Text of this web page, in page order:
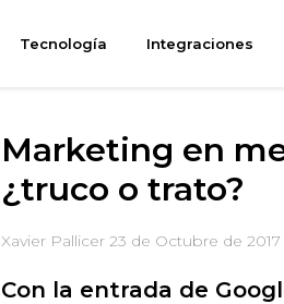
Tecnología Integraciones
Marketing en
¿truco o trato?
Xavier Pallicer 23 de Octubre de 2017
Con la entrada de